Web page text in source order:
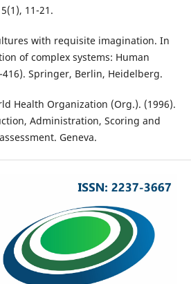
11-21.
with requisite imagination. In
of complex systems: Human
Springer, Berlin, Heidelberg.
Health Organization (Org.). (1996).
Administration, Scoring and
Geneva.